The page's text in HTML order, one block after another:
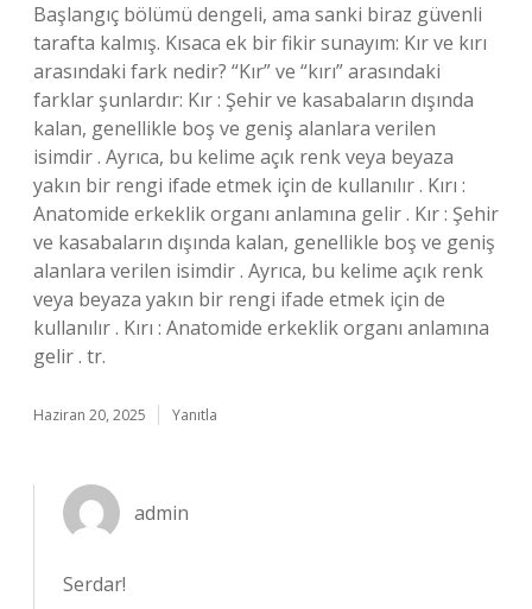
Başlangıç bölümü dengeli, ama sanki biraz güvenli
tarafta kalmış. Kısaca ek bir fikir sunayım: Kır ve kırı
arasındaki fark nedir? “Kır” ve “kırı” arasındaki
farklar şunlardır: Kır : Şehir ve kasabaların dışında
kalan, genellikle boş ve geniş alanlara verilen
isimdir . Ayrıca, bu kelime açık renk veya beyaza
yakın bir rengi ifade etmek için de kullanılır . Kırı :
Anatomide erkeklik organı anlamına gelir . Kır : Şehir
ve kasabaların dışında kalan, genellikle boş ve geniş
alanlara verilen isimdir . Ayrıca, bu kelime açık renk
veya beyaza yakın bir rengi ifade etmek için de
kullanılır . Kırı : Anatomide erkeklik organı anlamına
gelir . tr.
Haziran 20, 2025 Yanıtla
admin
Serdar!